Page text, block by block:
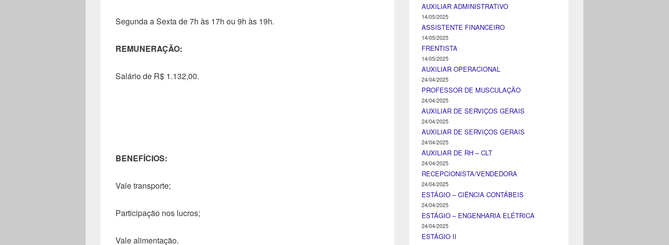
Segunda a Sexta de 7h às 17h ou 9h às 19h.
REMUNERAÇÃO:
Salário de R$ 1.132,00.
BENEFÍCIOS:
Vale transporte;
Participação nos lucros;
Vale alimentação.
AUXILIAR ADMINISTRATIVO
14/05/2025
ASSISTENTE FINANCEIRO
14/05/2025
FRENTISTA
14/05/2025
AUXILIAR OPERACIONAL
24/04/2025
PROFESSOR DE MUSCULAÇÃO
24/04/2025
AUXILIAR DE SERVIÇOS GERAIS
24/04/2025
AUXILIAR DE SERVIÇOS GERAIS
24/04/2025
AUXILIAR DE RH – CLT
24/04/2025
RECEPCIONISTA/VENDEDORA
24/04/2025
ESTÁGIO – CIÊNCIA CONTÁBEIS
24/04/2025
ESTÁGIO – ENGENHARIA ELÉTRICA
24/04/2025
ESTÁGIO II